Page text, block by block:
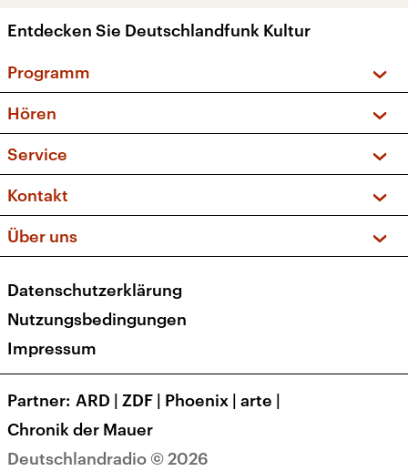
Entdecken Sie Deutschlandfunk Kultur
Programm
Sendungen und Podcasts
Musikliste
Kakadu – Das Kinderprogramm
Hören
Frequenzen (UKW + DAB+)
Service
FAQ
Apps
Newsletter
Veranstaltungen
Kontakt
Social Media
Über uns
Presse
Karriere
Transparenz
Deutschlandradio © 2026
Datenschutzerklärung
Nutzungsbedingungen
Impressum
Partner ARD | ZDF | Phoenix | arte |
Chronik der Mauer